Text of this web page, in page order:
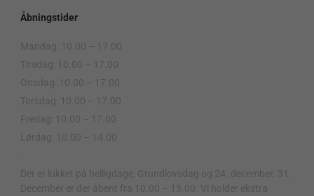
Åbningstider
Mandag: 10.00 – 17.00
Tirsdag: 10.00 – 17.00
Onsdag: 10.00 – 17.00
Torsdag: 10.00 – 17.00
Fredag: 10.00 – 17.00
Lørdag: 10.00 – 14.00
Der er lukket på helligdage, Grundlovsdag og 24. december. 31.
December er der åbent fra 10.00 – 13.00. Vi holder ekstra